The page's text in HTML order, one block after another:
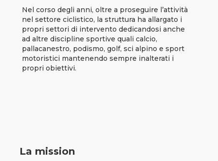
Nel corso degli anni, oltre a proseguire l’attività
nel settore ciclistico, la struttura ha allargato i
propri settori di intervento dedicandosi anche
ad altre discipline sportive quali calcio,
pallacanestro, podismo, golf, sci alpino e sport
motoristici mantenendo sempre inalterati i
propri obiettivi.
La mission